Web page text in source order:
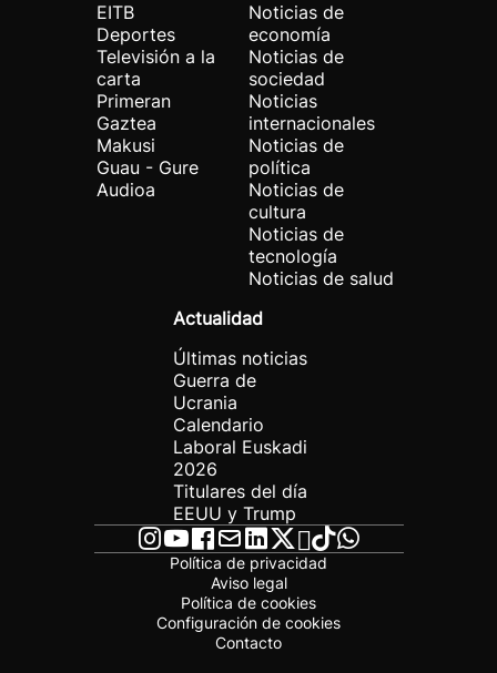
EITB
Deportes
Televisión a la
carta
Primeran
Gaztea
Makusi
Guau - Gure
Audioa
Noticias de
economía
Noticias de
sociedad
Noticias
internacionales
Noticias de
política
Noticias de
cultura
Noticias de
tecnología
Noticias de salud
Actualidad
Últimas noticias
Guerra de
Ucrania
Calendario
Laboral Euskadi
2026
Titulares del día
EEUU y Trump
Política de privacidad
Aviso legal
Política de cookies
Configuración de cookies
Contacto